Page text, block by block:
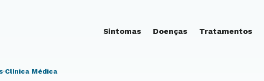
Sintomas Doenças Tratamentos
·Clínica Médica